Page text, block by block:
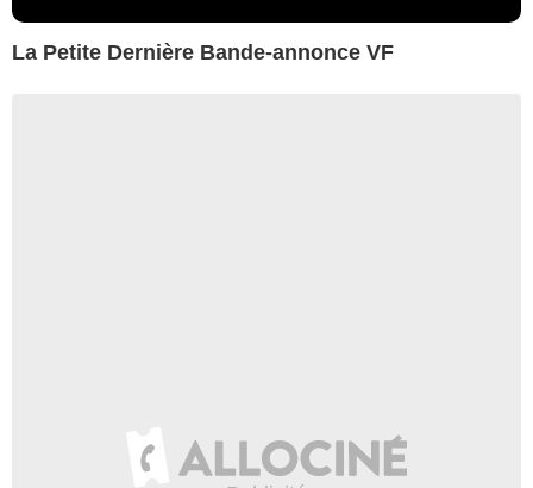
La Petite Dernière Bande-annonce VF